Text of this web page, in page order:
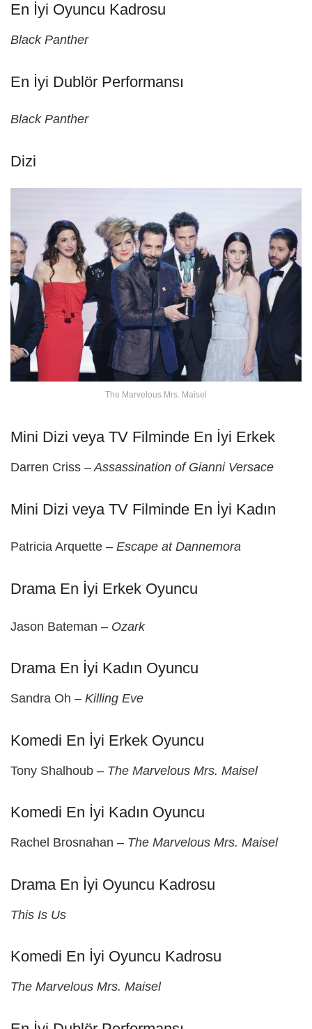
En İyi Oyuncu Kadrosu
Black Panther
En İyi Dublör Performansı
Black Panther
Dizi
The Marvelous Mrs. Maisel
Mini Dizi veya TV Filminde En İyi Erkek
Darren Criss – Assassination of Gianni Versace
Mini Dizi veya TV Filminde En İyi Kadın
Patricia Arquette – Escape at Dannemora
Drama En İyi Erkek Oyuncu
Jason Bateman – Ozark
Drama En İyi Kadın Oyuncu
Sandra Oh – Killing Eve
Komedi En İyi Erkek Oyuncu
Tony Shalhoub – The Marvelous Mrs. Maisel
Komedi En İyi Kadın Oyuncu
Rachel Brosnahan – The Marvelous Mrs. Maisel
Drama En İyi Oyuncu Kadrosu
This Is Us
Komedi En İyi Oyuncu Kadrosu
The Marvelous Mrs. Maisel